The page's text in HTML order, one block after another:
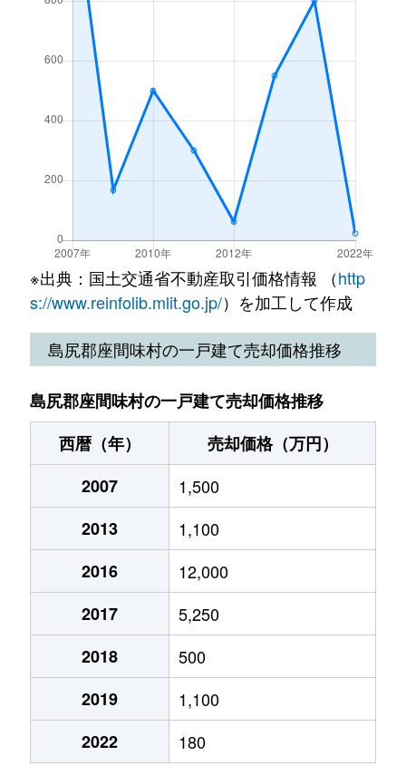
※出典：国土交通省不動産取引価格情報 （http
s://www.reinfolib.mlit.go.jp/）を加工して作成
島尻郡座間味村の一戸建て売却価格推移
島尻郡座間味村の一戸建て売却価格推移
西暦（年）
売却価格（万円）
2007
1,500
2013
1,100
2016
12,000
2017
5,250
2018
500
2019
1,100
2022
180